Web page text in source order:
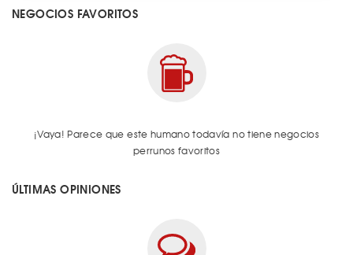
NEGOCIOS FAVORITOS
¡Vaya! Parece que este humano todavía no tiene negocios
perrunos favoritos
ÚLTIMAS OPINIONES